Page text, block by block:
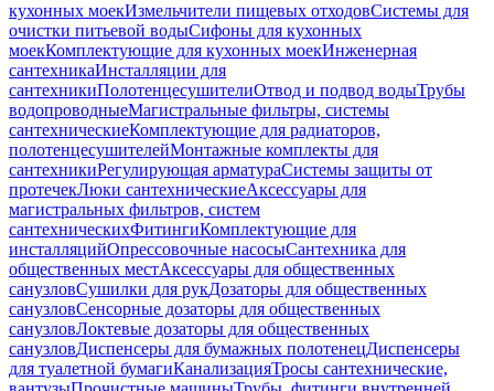
кухонных моекИзмельчители пищевых отходовСистемы для
очистки питьевой водыСифоны для кухонных
моекКомплектующие для кухонных моекИнженерная
сантехникаИнсталляции для
сантехникиПолотенцесушителиОтвод и подвод водыТрубы
водопроводныеМагистральные фильтры, системы
сантехническиеКомплектующие для радиаторов,
полотенцесушителейМонтажные комплекты для
сантехникиРегулирующая арматураСистемы защиты от
протечекЛюки сантехническиеАксессуары для
магистральных фильтров, систем
сантехническихФитингиКомплектующие для
инсталляцийОпрессовочные насосыСантехника для
общественных местАксессуары для общественных
санузловСушилки для рукДозаторы для общественных
санузловСенсорные дозаторы для общественных
санузловЛоктевые дозаторы для общественных
санузловДиспенсеры для бумажных полотенецДиспенсеры
для туалетной бумагиКанализацияТросы сантехнические,